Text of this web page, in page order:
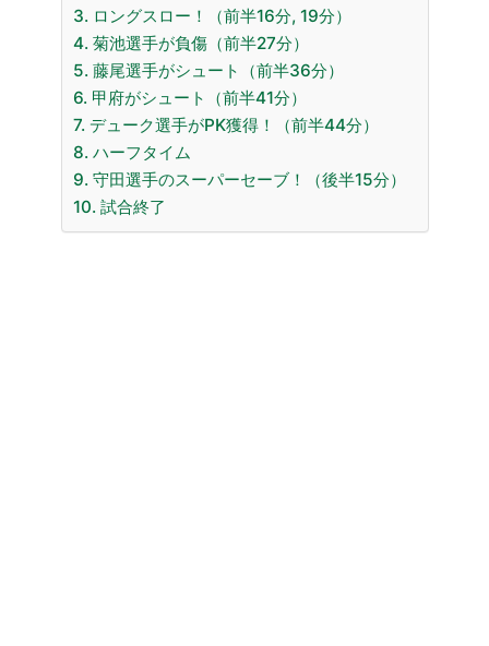
3. ロングスロー！（前半16分, 19分）
4. 菊池選手が負傷（前半27分）
5. 藤尾選手がシュート（前半36分）
6. 甲府がシュート（前半41分）
7. デューク選手がPK獲得！（前半44分）
8. ハーフタイム
9. 守田選手のスーパーセーブ！（後半15分）
10. 試合終了